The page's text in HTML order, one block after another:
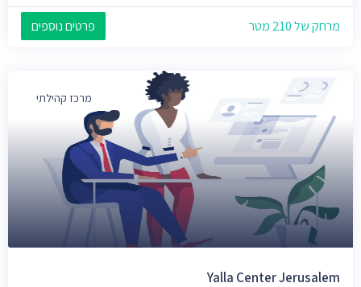
מרחק של 210 מטר פרטים נוספים
מרכז קהילתי
Yalla Center Jerusalem